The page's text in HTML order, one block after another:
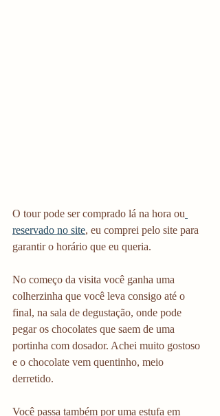
O tour pode ser comprado lá na hora ou
reservado no site, eu comprei pelo site para
garantir o horário que eu queria.
No começo da visita você ganha uma
colherzinha que você leva consigo até o
final, na sala de degustação, onde pode
pegar os chocolates que saem de uma
portinha com dosador. Achei muito gostoso
e o chocolate vem quentinho, meio
derretido.
Você passa também por uma estufa em